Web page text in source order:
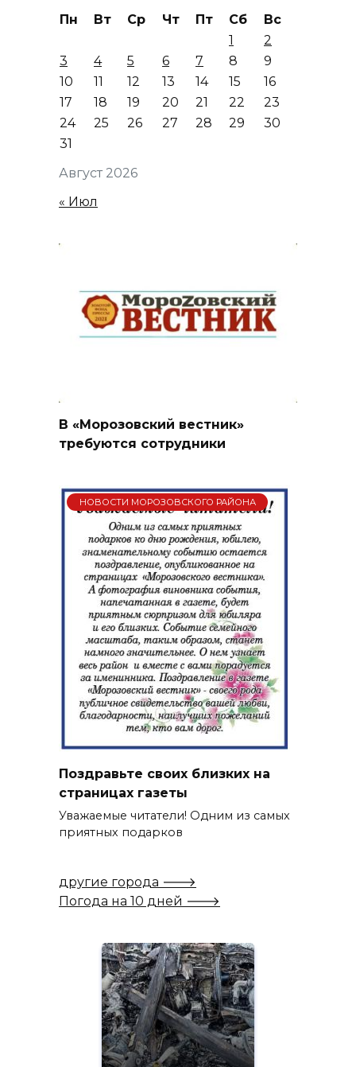
Август 2026
Пн Вт Ср Чт Пт Сб
Вс
1
2
3
4 5 6 7 8
9
10
11 12 13 14 15
16
17
18 19 20 21 22
23
24
25 26 27 28 29
30
31
« Июл
В «Морозовский вестник»
требуются сотрудники
НОВОСТИ МОРОЗОВСКОГО РАЙОНА
Поздравьте своих близких на
страницах газеты
Уважаемые читатели! Одним из самых
приятных подарков
другие города 🡒
Погода на 10 дней 🡒